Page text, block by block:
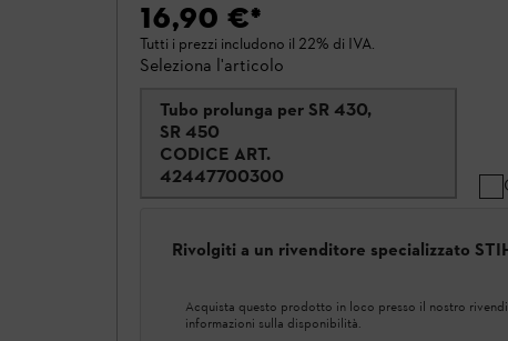
16,90 €*
Tutti i prezzi includono il 22% di IVA.
Seleziona l'articolo
Tubo prolunga per SR 430,
SR 450
CODICE ART.
42447700300
Rivolgiti a un rivenditore specializzato
Acquista questo prodotto in loco presso il nostro
informazioni sulla disponibilità.